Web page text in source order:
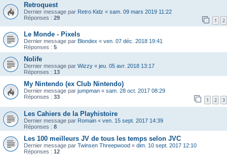
Retroquest
Dernier message par Retro Kidz « sam. 09 mars 2019 11:22
Réponses : 29 1 2
Le Monde - Pixels
Dernier message par Blondex « ven. 07 déc. 2018 19:41
Réponses : 5
Nolife
Dernier message par Wizzy « jeu. 05 avr. 2018 13:17
Réponses : 13
My Nintendo (ex Club Nintendo)
Dernier message par jumpman « sam. 28 oct. 2017 08:29
Réponses : 33 1 2 3
Les Cahiers de la Playhistoire
Dernier message par Romain « ven. 15 sept. 2017 14:39
Réponses : 8
Les 100 meilleurs JV de tous les temps selon JVC
Dernier message par Twinsen Threepwood « dim. 10 sept. 2017 12:10
Réponses : 12